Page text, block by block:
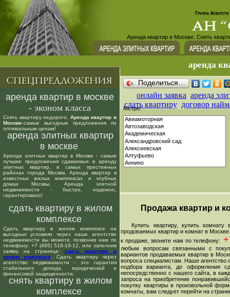
Аренда квартир в Москве. Снять
аренда
аренда квартир в москве
- эконом класса
Снять квартиру недорого. Аренда квартир в
Москве-самые выгодные предложения по
оптимальным ценам!
аренда элитных квартир
в москве
Аренда элитных квартир в Москве - самые
лучшие предложения сдаваемых в аренду
элитных квартир, в самых престижных
районах города Москва. Аренда квартир в
известных жилых комплексах и клубных
домах Москвы. Аренда элитной
недвижимости - быстро, надежно,
гарантировано!
сдать квартиру в жилом
комплексе
Сдать квартиру в жилом комплексе на
выгодных условиях через наше агентство
недвижимости вы можете, позвонив нам по
телефону: +7 (495) 518-19-12, или заполнив
заявку на странице:сдать квартиру в
жилом комплексе . Сдать квартиру через
агентство недвижимости - это гарантия
стабильного дохода, юридической и
финансовой защищенности.
снять квартиру в жилом
комплексе
Поделиться…
онлайн заявка аренда
сдать квартиру договор
Метро:
Продажа квартир и
Купить квартиру, купить комнату
продоваемых квартир и комнат в
к продаже, звоните нам по телефону:
любым вопросам связанными с
вариантов продаваемых квартир в
вопроса специалистам. Наше агентство
подбора варианта, до оформления
непосредственно с нашего сайта, в
запроса на приобретение
покупку квартиры в произвольной
комнаты, вам следует перейти на